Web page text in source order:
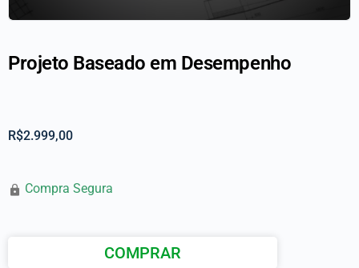
Projeto Baseado em Desempenho
R$2.999,00
Compra Segura
COMPRAR